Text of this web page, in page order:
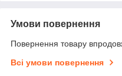
Умови повернення
Повернення товару
Всі умови повернення